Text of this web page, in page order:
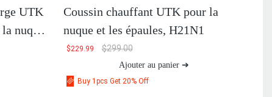
UTK
nuque
Coussin chauffant UTK pour la
nuque et les épaules, H21N1
Buy 1pcs Get 20% Off
$229.99 $299.00
Ajouter au panier ➔